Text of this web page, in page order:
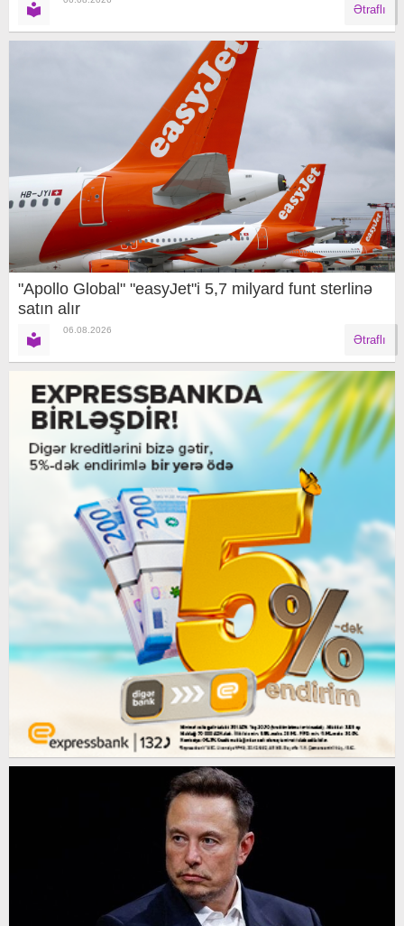
Ətraflı
"Apollo Global" "easyJet"i 5,7 milyard funt sterlinə
satın alır
06.08.2026
Ətraflı